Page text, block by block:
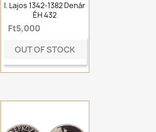
I. Lajos 1342-1382 Denár
ÉH 432
Ft5,000
OUT OF STOCK